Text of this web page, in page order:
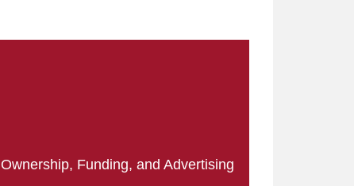
Ownership, Funding, and Advertising